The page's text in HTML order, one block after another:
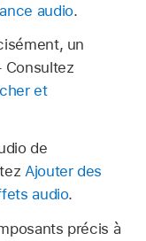
audio.
un
Consultez
et
de
Ajouter des
audio.
précis à